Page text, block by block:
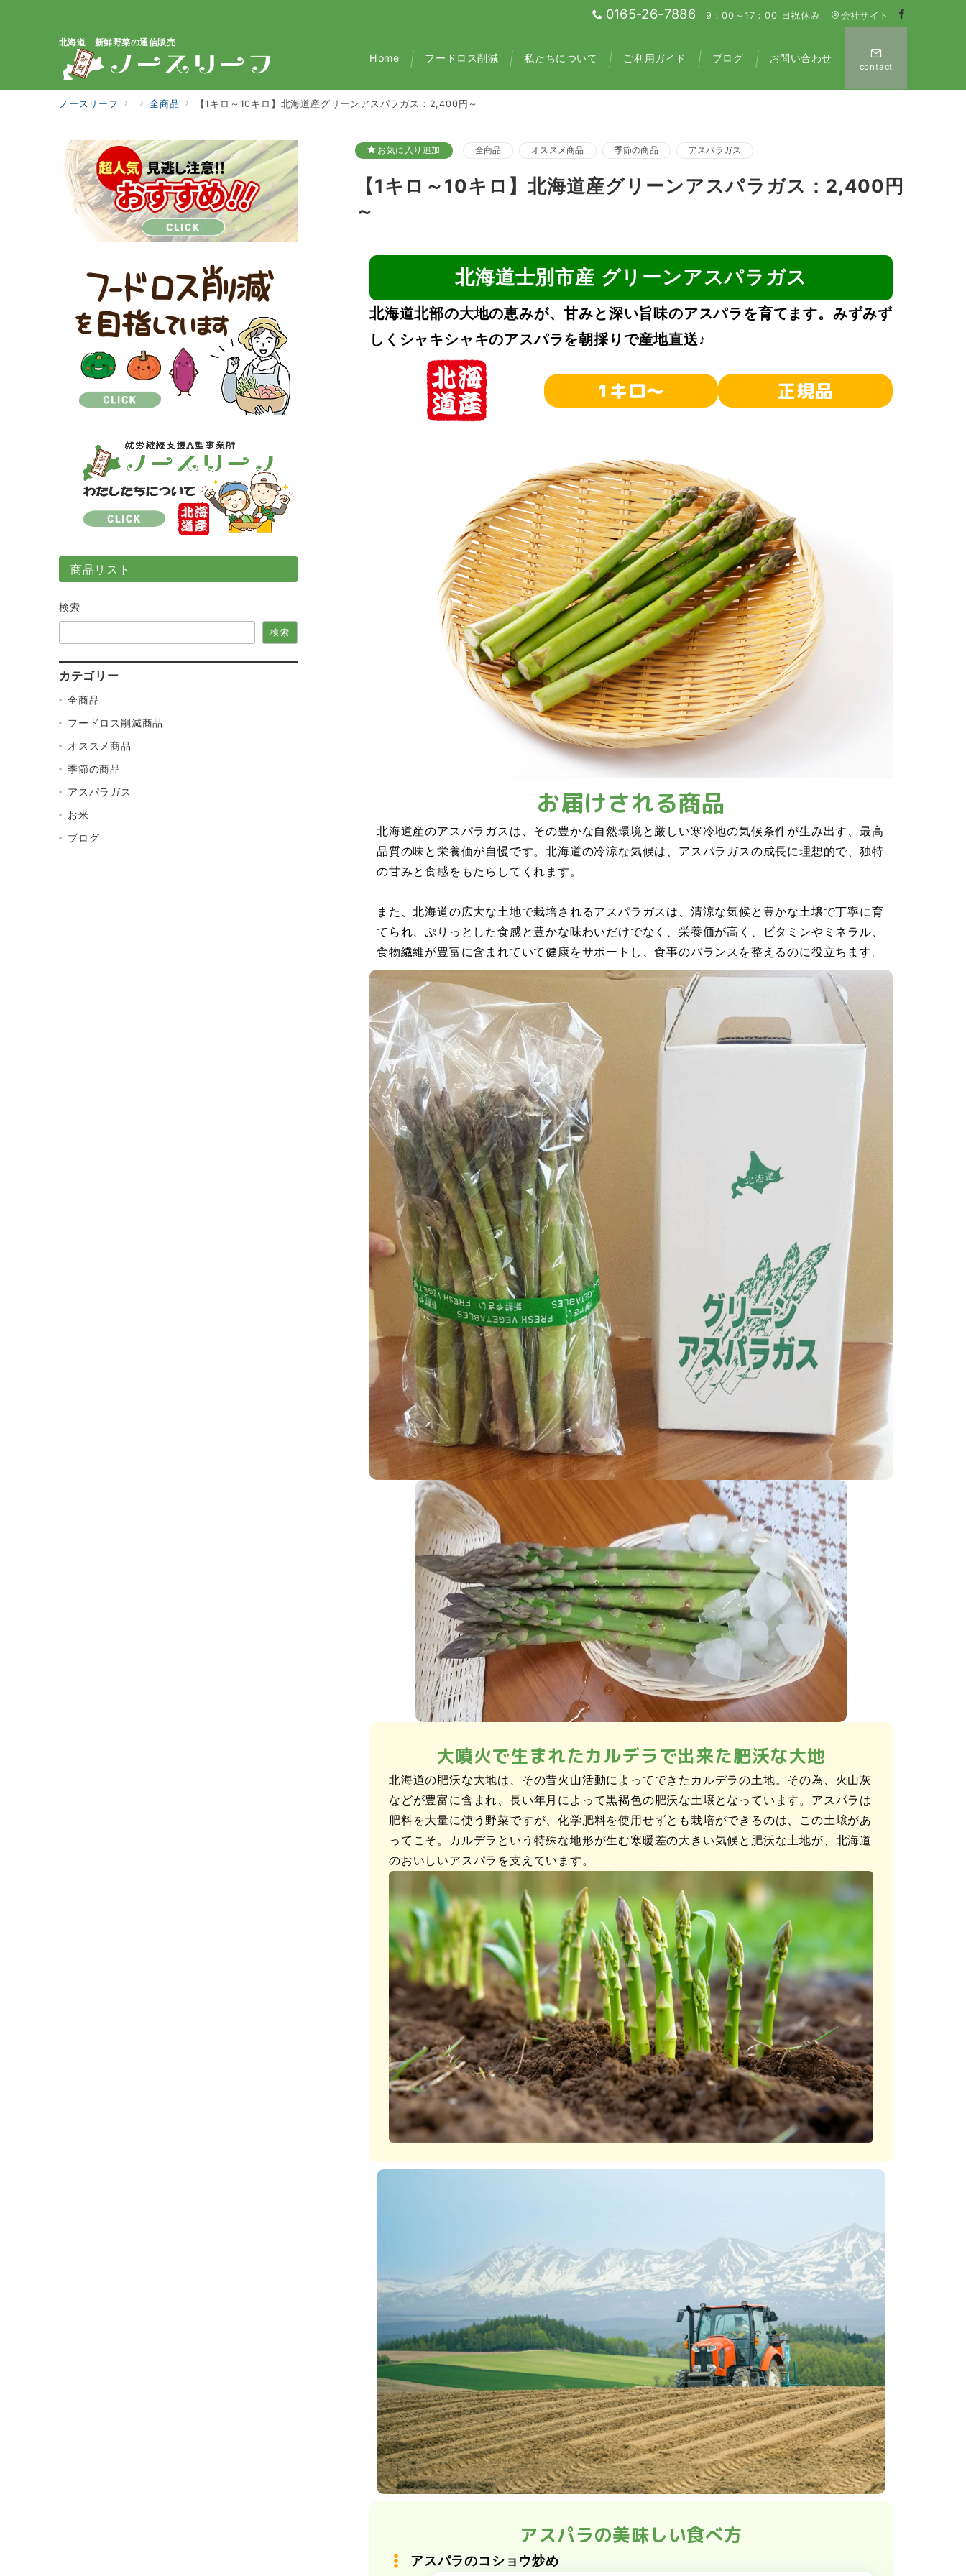
0165-26-7886 9：00～17：00 日祝休み 会社サイト
北海道 新鮮野菜の通信販売
Home フードロス削減 私たちについて ご利用ガイド ブログ お問い合わせ
contact
ノースリーフ 全商品 【1キロ～10キロ】北海道産グリーンアスパラガス：2,400円～
お気に入り追加 全商品 オススメ商品 季節の商品 アスパラガス
【1キロ～10キロ】北海道産グリーンアスパラガス：2,400円
～
北海道士別市産 グリーンアスパラガス
北海道北部の大地の恵みが、甘みと深い旨味のアスパラを育てます。みずみず
しくシャキシャキのアスパラを朝採りで産地直送♪
1キロ～ 正規品
お届けされる商品
北海道産のアスパラガスは、その豊かな自然環境と厳しい寒冷地の気候条件が生み出す、最高
品質の味と栄養価が自慢です。北海道の冷涼な気候は、アスパラガスの成長に理想的で、独特
の甘みと食感をもたらしてくれます。
また、北海道の広大な土地で栽培されるアスパラガスは、清涼な気候と豊かな土壌で丁寧に育
てられ、ぷりっとした食感と豊かな味わいだけでなく、栄養価が高く、ビタミンやミネラル、
食物繊維が豊富に含まれていて健康をサポートし、食事のバランスを整えるのに役立ちます。
大噴火で生まれたカルデラで出来た肥沃な大地
北海道の肥沃な大地は、その昔火山活動によってできたカルデラの土地。その為、火山灰
などが豊富に含まれ、長い年月によって黒褐色の肥沃な土壌となっています。アスパラは
肥料を大量に使う野菜ですが、化学肥料を使用せずとも栽培ができるのは、この土壌があ
ってこそ。カルデラという特殊な地形が生む寒暖差の大きい気候と肥沃な土地が、北海道
のおいしいアスパラを支えています。
アスパラの美味しい食べ方
アスパラのコショウ炒め
商品リスト
検索
検索
カテゴリー
全商品
フードロス削減商品
オススメ商品
季節の商品
アスパラガス
お米
ブログ